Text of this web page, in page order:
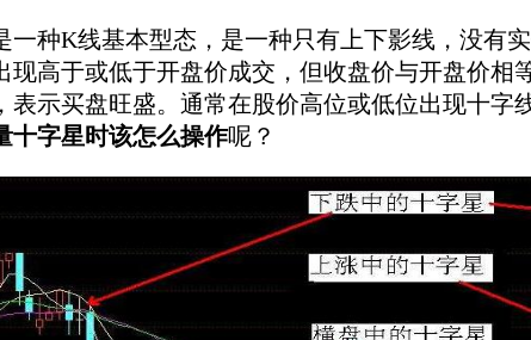
K线基本型态，是一种只有上下影线，没有
现高于或低于开盘价成交，但收盘价与开盘价相
表示买盘旺盛。通常在股价高位或低位出现十字
十字星时该怎么操作呢？